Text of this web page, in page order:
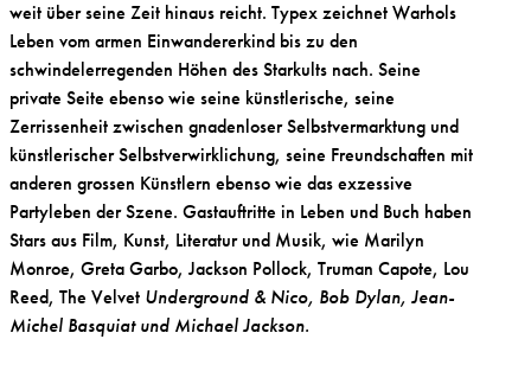
weit über seine Zeit hinaus reicht. Typex zeichnet Warhols
Leben vom armen Einwandererkind bis zu den
schwindelerregenden Höhen des Starkults nach. Seine
private Seite ebenso wie seine künstlerische, seine
Zerrissenheit zwischen gnadenloser Selbstvermarktung und
künstlerischer Selbstverwirklichung, seine Freundschaften mit
anderen grossen Künstlern ebenso wie das exzessive
Partyleben der Szene. Gastauftritte in Leben und Buch haben
Stars aus Film, Kunst, Literatur und Musik, wie Marilyn
Monroe, Greta Garbo, Jackson Pollock, Truman Capote, Lou
Reed, The Velvet Underground & Nico, Bob Dylan, Jean-
Michel Basquiat und Michael Jackson.